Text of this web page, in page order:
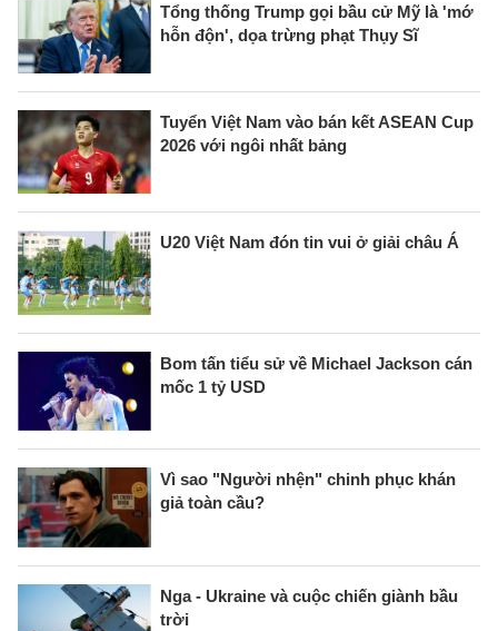
Tổng thống Trump gọi bầu cử Mỹ là 'mớ
hỗn độn', dọa trừng phạt Thụy Sĩ
Tuyển Việt Nam vào bán kết ASEAN Cup
2026 với ngôi nhất bảng
U20 Việt Nam đón tin vui ở giải châu Á
Bom tấn tiểu sử về Michael Jackson cán
mốc 1 tỷ USD
Vì sao "Người nhện" chinh phục khán
giả toàn cầu?
Nga - Ukraine và cuộc chiến giành bầu
trời